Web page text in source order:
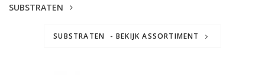
SUBSTRATEN
SUBSTRATEN - BEKIJK ASSORTIMENT